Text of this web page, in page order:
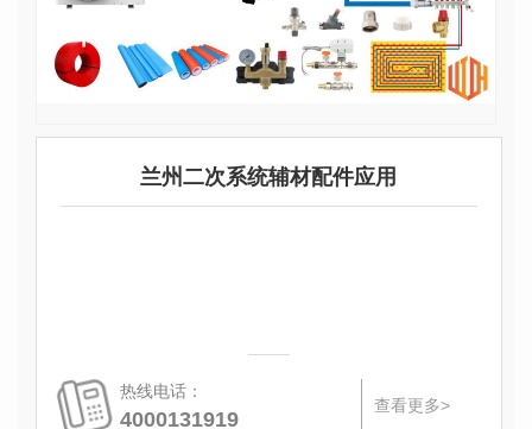
兰州二次系统辅材配件应用
热线电话：
4000131919
查看更多>